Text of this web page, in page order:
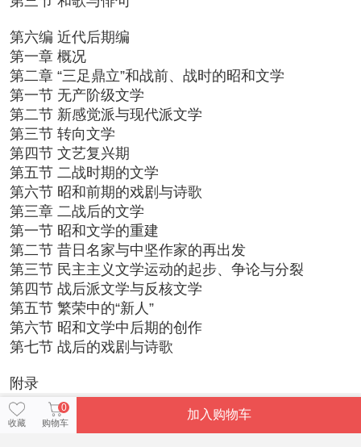
第六编 近代后期编
第一章 概况
第二章 “三足鼎立”和战前、战时的昭和文学
第一节 无产阶级文学
第二节 新感觉派与现代派文学
第三节 转向文学
第四节 文艺复兴期
第五节 二战时期的文学
第六节 昭和前期的戏剧与诗歌
第三章 二战后的文学
第一节 昭和文学的重建
第二节 昔日名家与中坚作家的再出发
第三节 民主主义文学运动的起步、争论与分裂
第四节 战后派文学与反核文学
第五节 繁荣中的“新人”
第六节 昭和文学中后期的创作
第七节 战后的戏剧与诗歌
附录
收藏
0
购物车
加入购物车